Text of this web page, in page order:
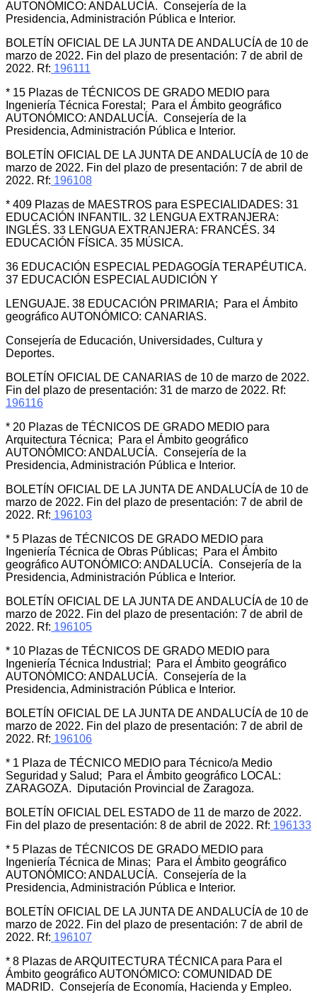
AUTONÓMICO: ANDALUCÍA. Consejería de la
Presidencia, Administración Pública e Interior.
BOLETÍN OFICIAL DE LA JUNTA DE ANDALUCÍA de 10 de
marzo de 2022. Fin del plazo de presentación: 7 de abril de
2022. Rf: 196111
* 15 Plazas de TÉCNICOS DE GRADO MEDIO para
Ingeniería Técnica Forestal; Para el Ámbito geográfico
AUTONÓMICO: ANDALUCÍA. Consejería de la
Presidencia, Administración Pública e Interior.
BOLETÍN OFICIAL DE LA JUNTA DE ANDALUCÍA de 10 de
marzo de 2022. Fin del plazo de presentación: 7 de abril de
2022. Rf: 196108
* 409 Plazas de MAESTROS para ESPECIALIDADES: 31
EDUCACIÓN INFANTIL. 32 LENGUA EXTRANJERA:
INGLÉS. 33 LENGUA EXTRANJERA: FRANCÉS. 34
EDUCACIÓN FÍSICA. 35 MÚSICA.
36 EDUCACIÓN ESPECIAL PEDAGOGÍA TERAPÉUTICA.
37 EDUCACIÓN ESPECIAL AUDICIÓN Y
LENGUAJE. 38 EDUCACIÓN PRIMARIA; Para el Ámbito
geográfico AUTONÓMICO: CANARIAS.
Consejería de Educación, Universidades, Cultura y
Deportes.
BOLETÍN OFICIAL DE CANARIAS de 10 de marzo de 2022.
Fin del plazo de presentación: 31 de marzo de 2022. Rf:
196116
* 20 Plazas de TÉCNICOS DE GRADO MEDIO para
Arquitectura Técnica; Para el Ámbito geográfico
AUTONÓMICO: ANDALUCÍA. Consejería de la
Presidencia, Administración Pública e Interior.
BOLETÍN OFICIAL DE LA JUNTA DE ANDALUCÍA de 10 de
marzo de 2022. Fin del plazo de presentación: 7 de abril de
2022. Rf: 196103
* 5 Plazas de TÉCNICOS DE GRADO MEDIO para
Ingeniería Técnica de Obras Públicas; Para el Ámbito
geográfico AUTONÓMICO: ANDALUCÍA. Consejería de la
Presidencia, Administración Pública e Interior.
BOLETÍN OFICIAL DE LA JUNTA DE ANDALUCÍA de 10 de
marzo de 2022. Fin del plazo de presentación: 7 de abril de
2022. Rf: 196105
* 10 Plazas de TÉCNICOS DE GRADO MEDIO para
Ingeniería Técnica Industrial; Para el Ámbito geográfico
AUTONÓMICO: ANDALUCÍA. Consejería de la
Presidencia, Administración Pública e Interior.
BOLETÍN OFICIAL DE LA JUNTA DE ANDALUCÍA de 10 de
marzo de 2022. Fin del plazo de presentación: 7 de abril de
2022. Rf: 196106
* 1 Plaza de TÉCNICO MEDIO para Técnico/a Medio
Seguridad y Salud; Para el Ámbito geográfico LOCAL:
ZARAGOZA. Diputación Provincial de Zaragoza.
BOLETÍN OFICIAL DEL ESTADO de 11 de marzo de 2022.
Fin del plazo de presentación: 8 de abril de 2022. Rf: 196133
* 5 Plazas de TÉCNICOS DE GRADO MEDIO para
Ingeniería Técnica de Minas; Para el Ámbito geográfico
AUTONÓMICO: ANDALUCÍA. Consejería de la
Presidencia, Administración Pública e Interior.
BOLETÍN OFICIAL DE LA JUNTA DE ANDALUCÍA de 10 de
marzo de 2022. Fin del plazo de presentación: 7 de abril de
2022. Rf: 196107
* 8 Plazas de ARQUITECTURA TÉCNICA para Para el
Ámbito geográfico AUTONÓMICO: COMUNIDAD DE
MADRID. Consejería de Economía, Hacienda y Empleo.